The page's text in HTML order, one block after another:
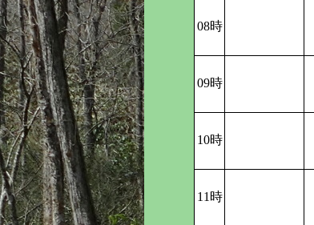
08時
09時
10時
11時